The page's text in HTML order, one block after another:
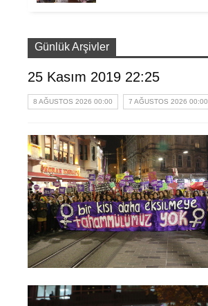
Günlük Arşivler
25 Kasım 2019 22:25
8 AĞUSTOS 2026 00:00 7 AĞUSTOS 2026 00:00